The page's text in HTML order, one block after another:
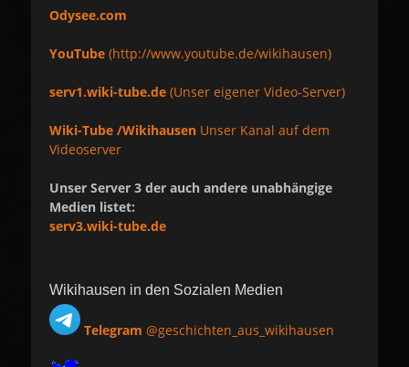
Odysee.com
YouTube (http://www.youtube.de/wikihausen)
serv1.wiki-tube.de (Unser eigener Video-Server)
Wiki-Tube /Wikihausen Unser Kanal auf dem
Videoserver
Unser Server 3 der auch andere unabhängige
Medien listet:
serv3.wiki-tube.de
Wikihausen in den Sozialen Medien
Telegram @geschichten_aus_wikihausen